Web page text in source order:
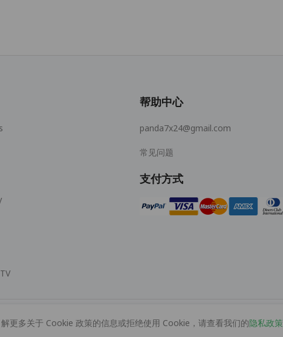
帮助中心
panda7x24@gmail.com
常见问题
支付方式
© 2026 MOPUBI LIMITED. All rights reserved.
更多关于 Cookie 政策的信息或拒绝使用 Cookie，请查看我们的隐私政策